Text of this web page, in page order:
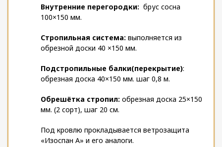
Внутренние перегородки: брус сосна
100×150 мм.
Стропильная система: выполняется из
обрезной доски 40 ×150 мм.
Подстропильные балки(перекрытие):
обрезная доска 40×150 мм. шаг 0,8 м.
Обрешётка стропил: обрезная доска 25×150
мм. (2 сорт), шаг 20 см.
Под кровлю прокладывается ветрозащита
«Изоспан А» и его аналоги.